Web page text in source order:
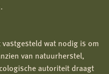
wat nodig is om
van natuurherstel,
autoriteit draagt